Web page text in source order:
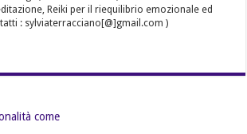
Reiki per il riequilibrio emozionale ed
: sylviaterracciano[@]gmail.com )
come